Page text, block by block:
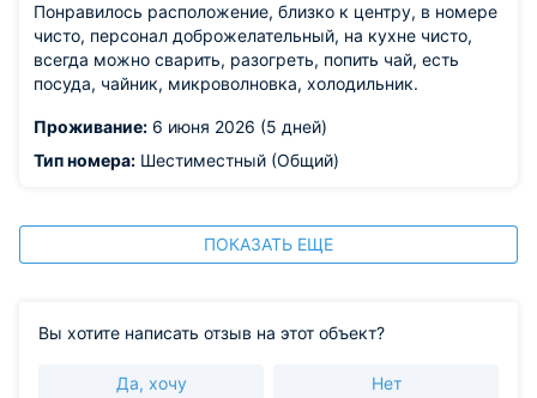
Понравилось расположение, близко к центру, в номере
чисто, персонал доброжелательный, на кухне чисто,
всегда можно сварить, разогреть, попить чай, есть
посуда, чайник, микроволновка, холодильник.
Проживание: 6 июня 2026 (5 дней)
Тип номера: Шестиместный (Общий)
ПОКАЗАТЬ ЕЩЕ
Вы хотите написать отзыв на этот объект?
Да, хочу Нет